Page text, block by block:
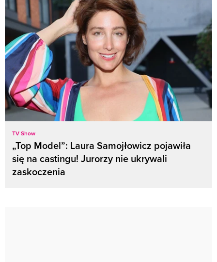
TV Show
„Top Model”: Laura Samojłowicz pojawiła
się na castingu! Jurorzy nie ukrywali
zaskoczenia